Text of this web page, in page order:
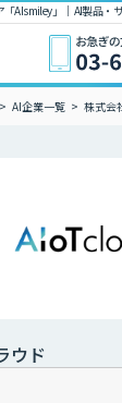
AIsmiley」｜ AI製品・
AI企業一覧 株式会
ウド